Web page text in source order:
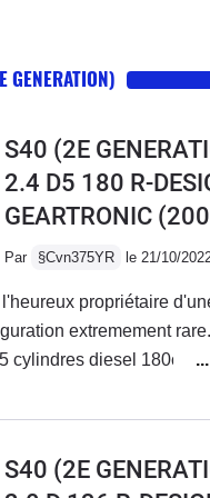
GENERATION)
S40 (2E
2.4 D5 180 R-
GEARTRONIC
Par §Cvn375YR le 21/10/
propriétaire
extremement
cylindres diesel 180ch
je tenais a preciser
et qui equipe
S40 (2E